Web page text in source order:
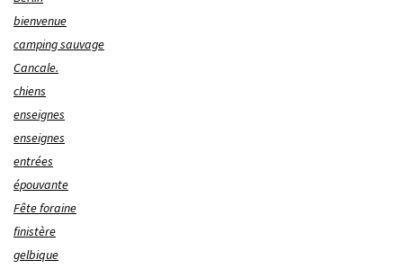
bienvenue
camping sauvage
Cancale.
chiens
enseignes
enseignes
entrées
épouvante
Fête foraine
finistère
gelbique